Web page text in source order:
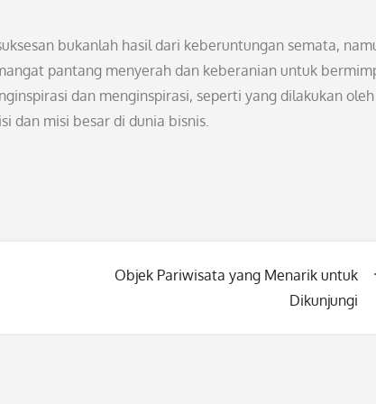
bukanlah hasil dari keberuntungan semata,
pantang menyerah dan keberanian untuk
dan menginspirasi, seperti yang dilakukan oleh
dan misi besar di dunia bisnis.
Objek Pariwisata yang Menarik untuk
Dikunjungi